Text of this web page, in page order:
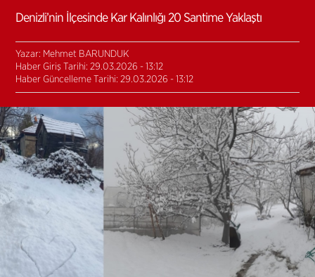
Denizli’nin İlçesinde Kar Kalınlığı 20 Santime Yaklaştı
Yazar: Mehmet BARUNDUK
Haber Giriş Tarihi: 29.03.2026 - 13:12
Haber Güncelleme Tarihi: 29.03.2026 - 13:12